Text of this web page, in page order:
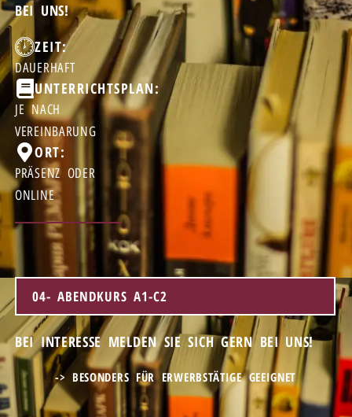
BEI UNS!
ZEIT:
DAUERHAFT
UNTERRICHTSPLAN:
JE NACH
VEREINBARUNG
ORT:
PRÄSENZ ODER
ONLINE ​
04- ABENDKURS A1-C2
BEI INTERESSE MELDEN SIE SICH GERN BEI UNS!
-> BESONDERS FÜR ERWERBSTÄTIGE GEEIGNET